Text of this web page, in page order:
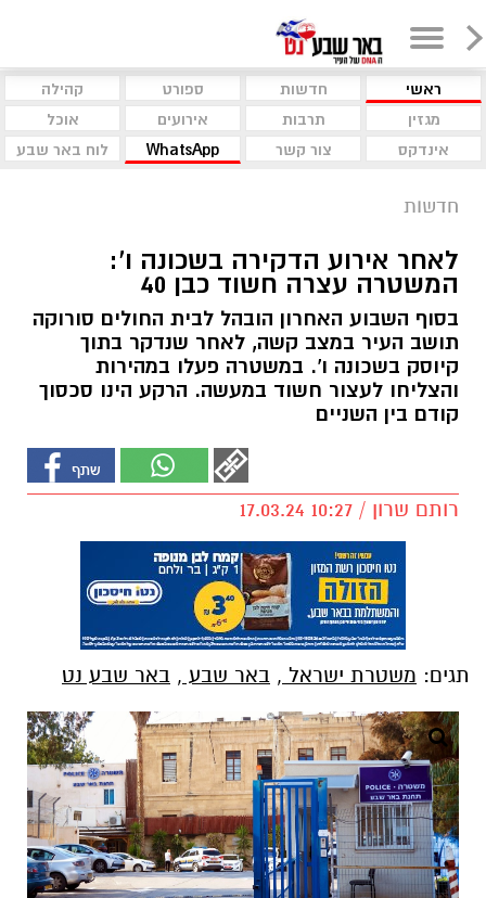
ראשי חדשות ספורט
קהילה
מגזין
תרבות אירועים
אוכל
אינדקס
צור קשר WhatsApp לוח באר שבע
חדשות
לאחר אירוע הדקירה בשכונה ו':
המשטרה עצרה חשוד כבן 40
בסוף השבוע האחרון הובהל לבית החולים סורוקה
תושב העיר במצב קשה, לאחר שנדקר בתוך
קיוסק בשכונה ו'. במשטרה פעלו במהירות
והצליחו לעצור חשוד במעשה. הרקע הינו סכסוך
קודם בין השניים
רותם שרון / 10:27 17.03.24
תגים: משטרת ישראל , באר שבע , באר שבע נט